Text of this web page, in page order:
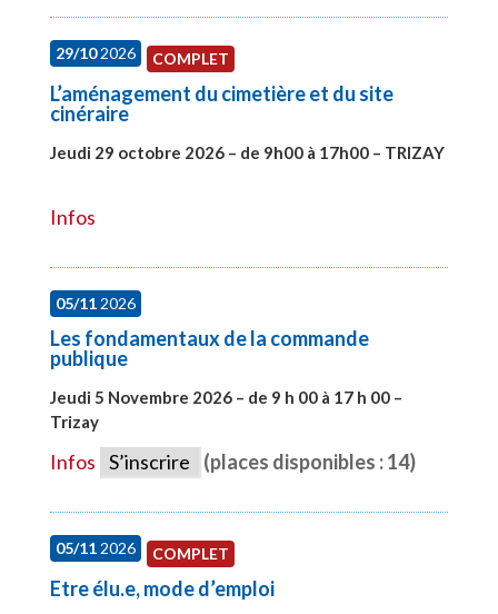
29/102026 COMPLET
L’aménagement du cimetière et du site
cinéraire
Jeudi 29 octobre 2026 – de 9h00 à 17h00 – TRIZAY
Infos
05/112026
Les fondamentaux de la commande
publique
Jeudi 5 Novembre 2026 – de 9 h 00 à 17 h 00 –
Trizay
Infos S’inscrire (places disponibles : 14)
05/112026 COMPLET
Etre élu.e, mode d’emploi